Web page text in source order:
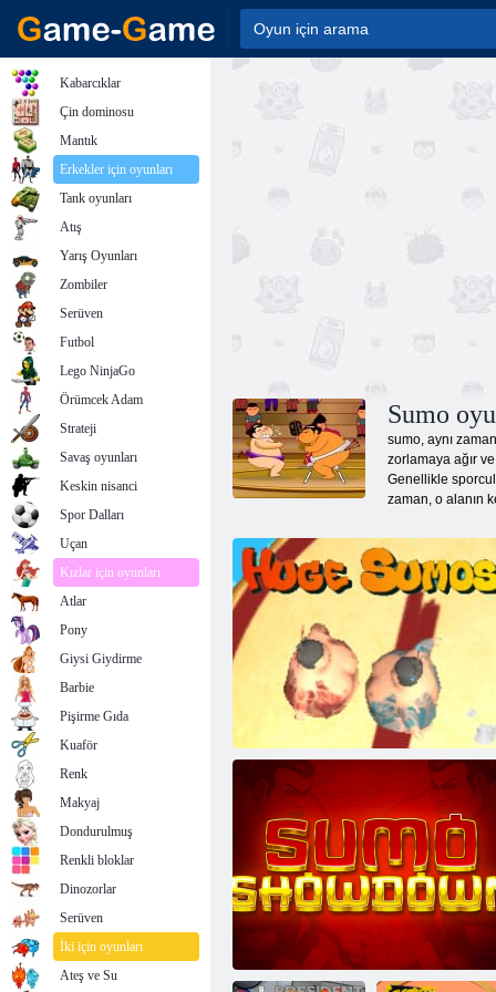
Sumo
sumo, aynı
zorlamaya ağır
Genellikle
zaman, o alanın
Büyük Sumos
Kabarcıklar
Çin dominosu
Mantık
Erkekler için oyunları
Tank oyunları
Atış
Yarış Oyunları
Zombiler
Serüven
Futbol
Lego NinjaGo
Örümcek Adam
Strateji
Savaş oyunları
Keskin nisanci
Spor Dalları
Uçan
Kızlar için oyunları
Atlar
Pony
Giysi Giydirme
Barbie
Pişirme Gıda
Kuaför
Renk
Makyaj
Dondurulmuş
Renkli bloklar
Dinozorlar
Serüven
İki için oyunları
Ateş ve Su